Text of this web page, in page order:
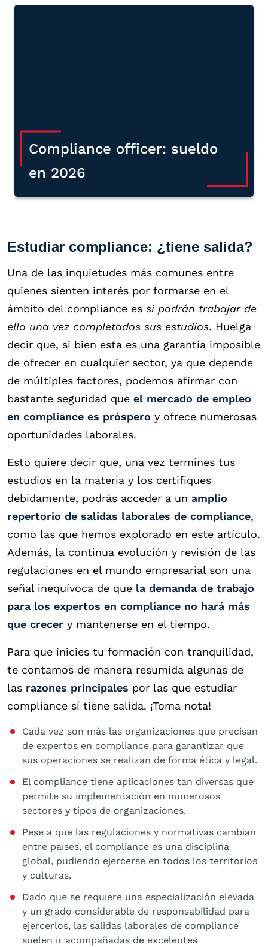
Compliance officer: sueldo
en 2026
Estudiar compliance: ¿tiene salida?
Una de las inquietudes más comunes entre
quienes sienten interés por formarse en el
ámbito del compliance es si podrán trabajar de
ello una vez completados sus estudios. Huelga
decir que, si bien esta es una garantía imposible
de ofrecer en cualquier sector, ya que depende
de múltiples factores, podemos afirmar con
bastante seguridad que el mercado de empleo
en compliance es próspero y ofrece numerosas
oportunidades laborales.
Esto quiere decir que, una vez termines tus
estudios en la materia y los certifiques
debidamente, podrás acceder a un amplio
repertorio de salidas laborales de compliance,
como las que hemos explorado en este artículo.
Además, la continua evolución y revisión de las
regulaciones en el mundo empresarial son una
señal inequívoca de que la demanda de trabajo
para los expertos en compliance no hará más
que crecer y mantenerse en el tiempo.
Para que inicies tu formación con tranquilidad,
te contamos de manera resumida algunas de
las razones principales por las que estudiar
compliance sí tiene salida. ¡Toma nota!
Cada vez son más las organizaciones que precisan
de expertos en compliance para garantizar que
sus operaciones se realizan de forma ética y legal.
El compliance tiene aplicaciones tan diversas que
permite su implementación en numerosos
sectores y tipos de organizaciones.
Pese a que las regulaciones y normativas cambian
entre países, el compliance es una disciplina
global, pudiendo ejercerse en todos los territorios
y culturas.
Dado que se requiere una especialización elevada
y un grado considerable de responsabilidad para
ejercerlos, las salidas laborales de compliance
suelen ir acompañadas de excelentes